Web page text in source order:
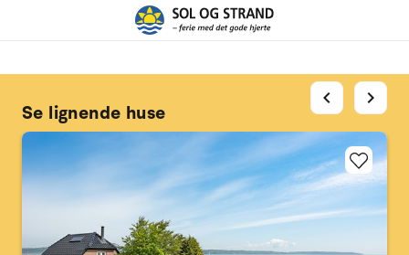
Se lignende huse
chevron_left chevron_right